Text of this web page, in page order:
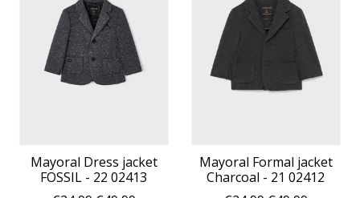
Mayoral Dress jacket
FOSSIL - 22 02413
Mayoral Formal jacket
Charcoal - 21 02412